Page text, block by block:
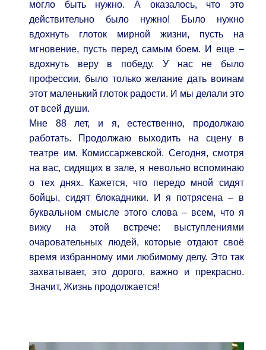
могло быть нужно. А оказалось, что это
действительно было нужно! Было нужно
вдохнуть глоток мирной жизни, пусть на
мгновение, пусть перед самым боем. И еще –
вдохнуть веру в победу. У нас не было
профессии, было только желание дать воинам
этот маленький глоток радости. И мы делали это
от всей души.
Мне 88 лет, и я, естественно, продолжаю
работать. Продолжаю выходить на сцену в
театре им. Комиссаржевской. Сегодня, смотря
на вас, сидящих в зале, я невольно вспоминаю
о тех днях. Кажется, что передо мной сидят
бойцы, сидят блокадники. И я потрясена – в
буквальном смысле этого слова – всем, что я
вижу на этой встрече: выступлениями
очаровательных людей, которые отдают своё
время избранному ими любимому делу. Это так
захватывает, это дорого, важно и прекрасно.
Значит, Жизнь продолжается!